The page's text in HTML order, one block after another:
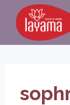
Aller
contenu